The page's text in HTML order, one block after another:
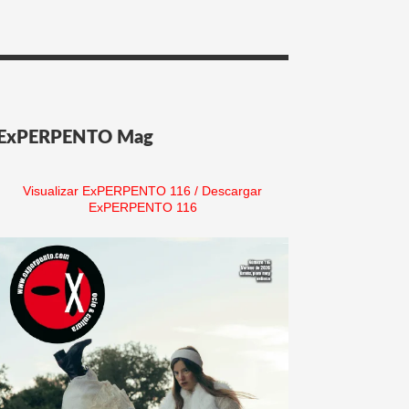
Mag
Visualizar ExPERPENTO 116 / Descargar
ExPERPENTO 116